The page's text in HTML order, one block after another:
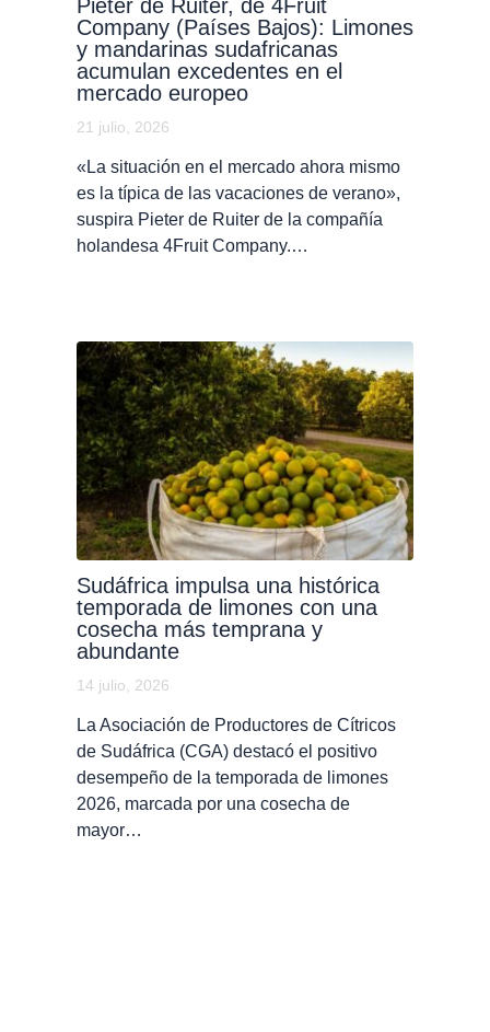
Pieter de Ruiter, de 4Fruit
Company (Países Bajos): Limones
y mandarinas sudafricanas
acumulan excedentes en el
mercado europeo
21 julio, 2026
«La situación en el mercado ahora mismo
es la típica de las vacaciones de verano»,
suspira Pieter de Ruiter de la compañía
holandesa 4Fruit Company.…
Sudáfrica impulsa una histórica
temporada de limones con una
cosecha más temprana y
abundante
14 julio, 2026
La Asociación de Productores de Cítricos
de Sudáfrica (CGA) destacó el positivo
desempeño de la temporada de limones
2026, marcada por una cosecha de
mayor…